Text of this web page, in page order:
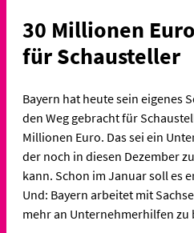
30 Millionen
für Schausteller
Bayern hat heute sein eigenes
den Weg gebracht für
Millionen Euro. Das sei ein
der noch in diesen Dezember
kann. Schon im Januar soll es
Und: Bayern arbeitet mit
mehr an Unternehmerhilfen zu